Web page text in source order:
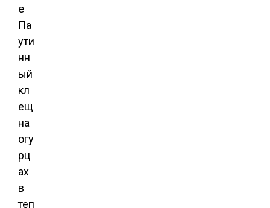
Па
ути
нн
ый
кл
ещ
на
огу
рц
ах
в
теп